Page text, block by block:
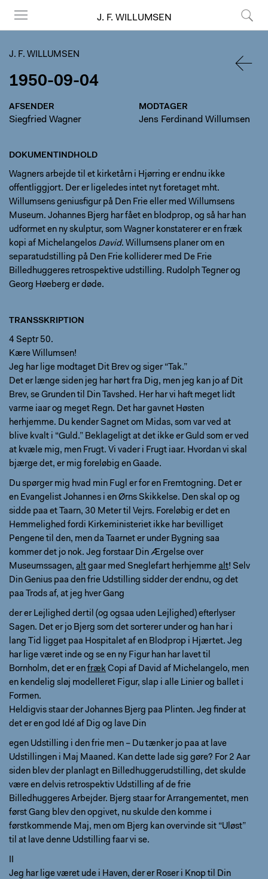
J. F. WILLUMSEN
J. F. WILLUMSEN
1950-09-04
AFSENDER
Siegfried Wagner
MODTAGER
Jens Ferdinand Willumsen
DOKUMENTINDHOLD
Wagners arbejde til et kirketårn i Hjørring er endnu ikke
offentliggjort. Der er ligeledes intet nyt foretaget mht.
Willumsens geniusfigur på Den Frie eller med Willumsens
Museum. Johannes Bjerg har fået en blodprop, og så har han
udformet en ny skulptur, som Wagner konstaterer er en fræk
kopi af Michelangelos David. Willumsens planer om en
separatudstilling på Den Frie kolliderer med De Frie
Billedhuggeres retrospektive udstilling. Rudolph Tegner og
Georg Høeberg er døde.
TRANSSKRIPTION
4 Septr 50.
Kære Willumsen!
Jeg har lige modtaget Dit Brev og siger “Tak.”
Det er længe siden jeg har hørt fra Dig, men jeg kan jo af Dit
Brev, se Grunden til Din Tavshed. Her har vi haft meget lidt
varme iaar og meget Regn. Det har gavnet Høsten
herhjemme. Du kender Sagnet om Midas, som var ved at
blive kvalt i “Guld.” Beklageligt at det ikke er Guld som er ved
at kvæle mig, men Frugt. Vi vader i Frugt iaar. Hvordan vi skal
bjærge det, er mig foreløbig en Gaade.
Du spørger mig hvad min Fugl er for en Fremtogning. Det er
en Evangelist Johannes i en Ørns Skikkelse. Den skal op og
sidde paa et Taarn, 30 Meter til Vejrs. Foreløbig er det en
Hemmelighed fordi Kirkeministeriet ikke har bevilliget
Pengene til den, men da Taarnet er under Bygning saa
kommer det jo nok. Jeg forstaar Din Ærgelse over
Museumssagen, alt gaar med Sneglefart herhjemme alt! Selv
Din Genius paa den frie Udstilling sidder der endnu, og det
paa Trods af, at jeg hver Gang
der er Lejlighed dertil (og ogsaa uden Lejlighed) efterlyser
Sagen. Det er jo Bjerg som det sorterer under og han har i
lang Tid ligget paa Hospitalet af en Blodprop i Hjærtet. Jeg
har lige været inde og se en ny Figur han har lavet til
Bornholm, det er en fræk Copi af David af Michelangelo, men
en kendelig sløj modelleret Figur, slap i alle Linier og ballet i
Formen.
Heldigvis staar der Johannes Bjerg paa Plinten. Jeg finder at
det er en god Idé af Dig og lave Din
egen Udstilling i den frie men – Du tænker jo paa at lave
Udstillingen i Maj Maaned. Kan dette lade sig gøre? For 2 Aar
siden blev der planlagt en Billedhuggerudstilling, det skulde
være en delvis retrospektiv Udstilling af de frie
Billedhuggeres Arbejder. Bjerg staar for Arrangementet, men
først Gang blev den opgivet, nu skulde den komme i
førstkommende Maj, men om Bjerg kan overvinde sit “Uløst”
til at lave denne Udstilling faar vi se.
II
Jeg har lige været ude i Haven, der er Roser i Knop til Din